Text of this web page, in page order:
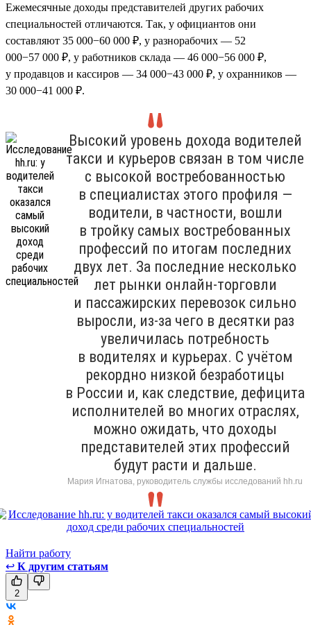
Ежемесячные доходы представителей других рабочих
специальностей отличаются. Так, у официантов они
составляют 35 000−60 000 ₽, у разнорабочих — 52
000−57 000 ₽, у работников склада — 46 000−56 000 ₽,
у продавцов и кассиров — 34 000−43 000 ₽, у охранников —
30 000−41 000 ₽.
Высокий уровень дохода водителей
такси и курьеров связан в том числе
с высокой востребованностью
в специалистах этого профиля —
водители, в частности, вошли
в тройку самых востребованных
профессий по итогам последних
двух лет. За последние несколько
лет рынки онлайн-торговли
и пассажирских перевозок сильно
выросли, из-за чего в десятки раз
увеличилась потребность
в водителях и курьерах. С учётом
рекордно низкой безработицы
в России и, как следствие, дефицита
исполнителей во многих отраслях,
можно ожидать, что доходы
представителей этих профессий
будут расти и дальше.
Мария Игнатова, руководитель службы исследований hh.ru
Найти работу
↩ К другим статьям
2